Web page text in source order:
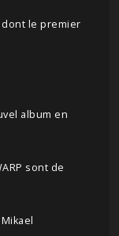
dont le premier
album en
sont de